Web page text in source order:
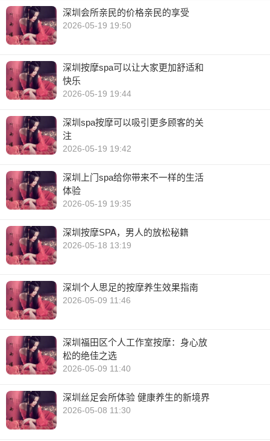
深圳会所亲民的价格亲民的享受
2026-05-19 19:50
深圳按摩spa可以让大家更加舒适和
快乐
2026-05-19 19:44
深圳spa按摩可以吸引更多顾客的关
注
2026-05-19 19:42
深圳上门spa给你带来不一样的生活
体验
2026-05-19 19:35
深圳按摩SPA，男人的放松秘籍
2026-05-18 13:19
深圳个人思足的按摩养生效果指南
2026-05-09 11:46
深圳福田区个人工作室按摩：身心放
松的绝佳之选
2026-05-09 11:40
深圳丝足会所体验 健康养生的新境界
2026-05-08 11:30